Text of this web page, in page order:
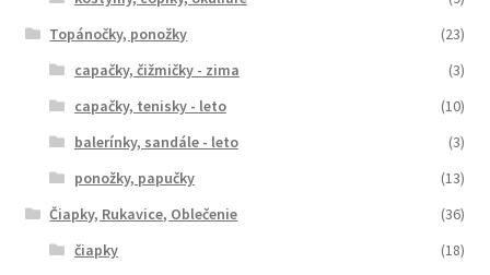
Topánočky, ponožky
(23)
capačky, čižmičky - zima
(3)
capačky, tenisky - leto
(10)
balerínky, sandále - leto
(3)
ponožky, papučky
(13)
Čiapky, Rukavice, Oblečenie
(36)
čiapky
(18)